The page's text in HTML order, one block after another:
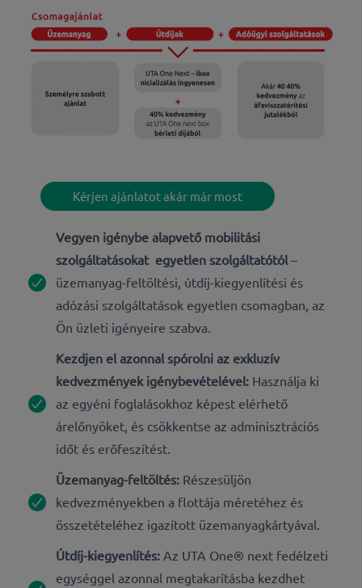
Kérjen ajánlatot akár már most
Vegyen igénybe alapvető mobilitási
szolgáltatásokat egyetlen szolgáltatótól –
üzemanyag-feltöltési, útdíj-kiegyenlítési és
adózási szolgáltatások egyetlen csomagban, az
Ön üzleti igényeire szabva.
Kezdjen el azonnal spórolni az exkluzív
kedvezmények igénybevételével: Használja ki
az egyéni foglalásokhoz képest elérhető
árelőnyöket, és csökkentse az adminisztrációs
időt és erőfeszítést.
Üzemanyag-feltöltés: Részesüljön
kedvezményekben a flottája méretéhez és
összetételéhez igazított üzemanyagkártyával.
Útdíj-kiegyenlítés: Az UTA One® next fedélzeti
egységgel azonnal megtakarításba kezdhet